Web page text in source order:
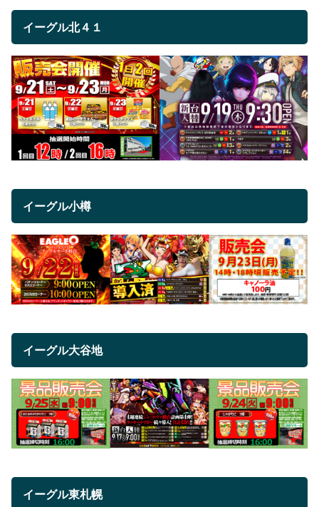
イーグル北４１
イーグル小樽
イーグル大谷地
イーグル東札幌